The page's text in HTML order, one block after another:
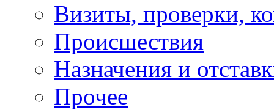
Визиты, проверки,
Происшествия
Назначения и
Прочее